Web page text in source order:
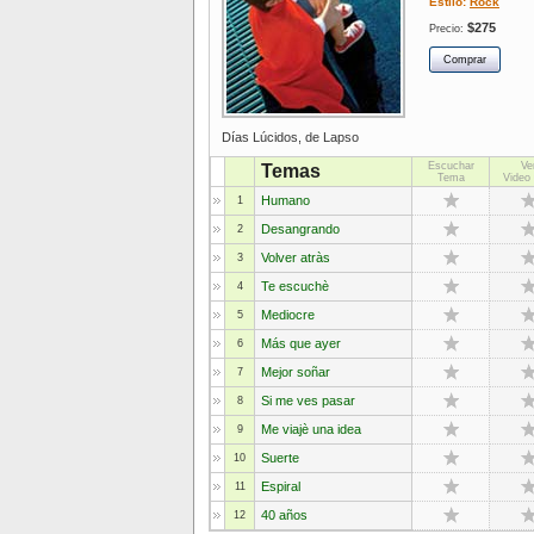
Precio: $275
Días Lúcidos, de Lapso
Temas
Escuchar
Tema
Video
1
Humano
2 Desangrando
3 Volver atràs
4 Te escuchè
5 Mediocre
6 Más que ayer
7 Mejor soñar
8 Si me ves pasar
9 Me viajè una idea
10 Suerte
11 Espiral
12 40 años